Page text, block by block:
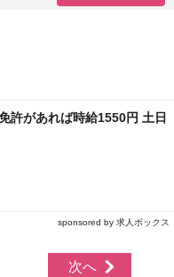
許があれば時給1550円 土日
sponsored by 求人ボックス
次へ